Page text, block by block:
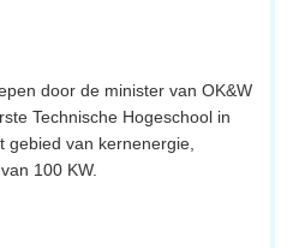
door de minister van OK&W
Technische Hogeschool in
gebied van kernenergie,
100 KW.